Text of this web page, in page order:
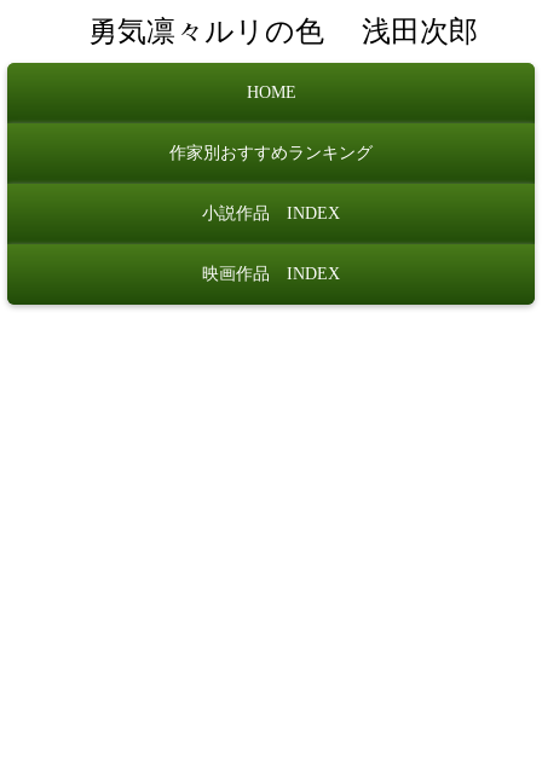
勇気凛々ルリの色 浅田次郎
HOME
作家別おすすめランキング
小説作品 INDEX
映画作品 INDEX